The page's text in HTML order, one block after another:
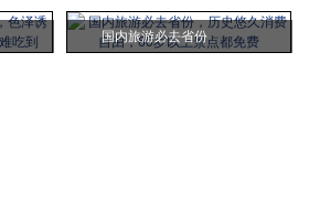
国内旅游必去省份